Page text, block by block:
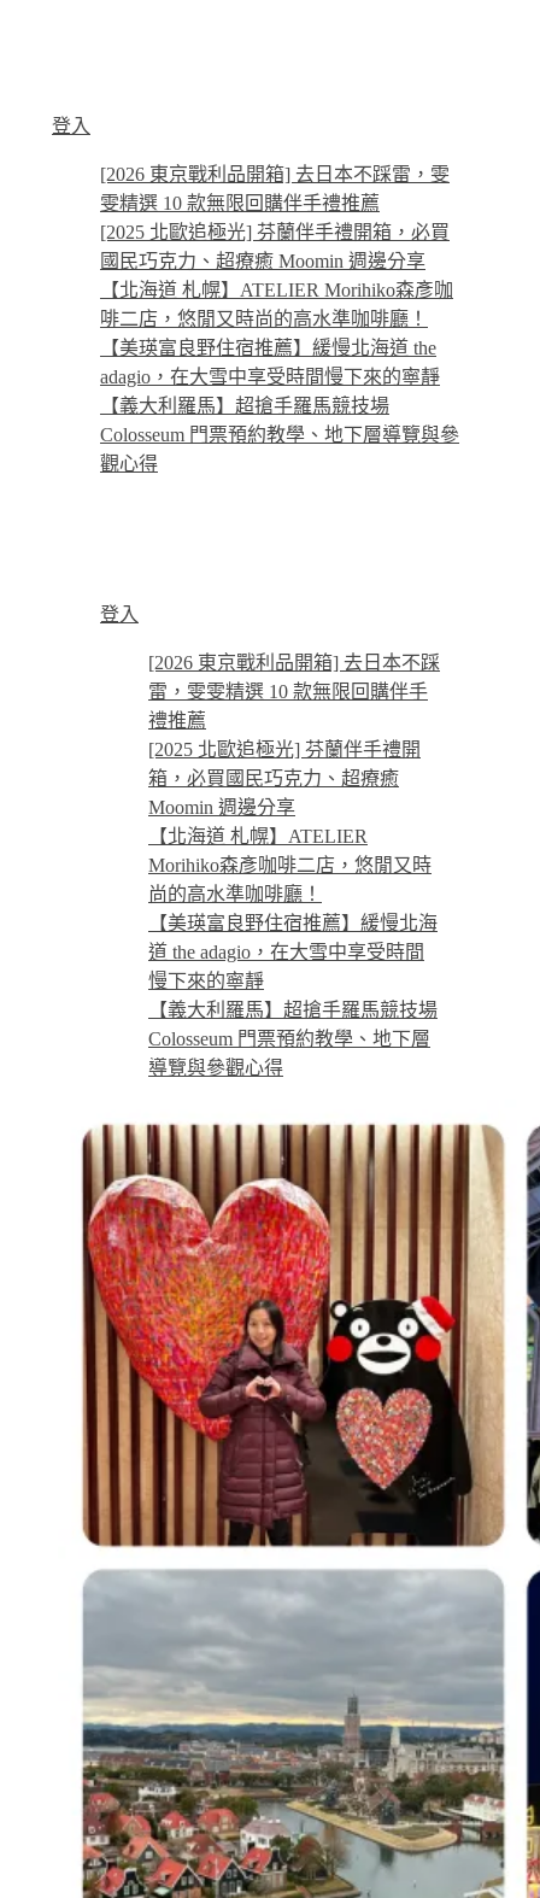
登入
[2026 東京戰利品開箱] 去日本不踩雷，雯
雯精選 10 款無限回購伴手禮推薦
[2025 北歐追極光] 芬蘭伴手禮開箱，必買
國民巧克力、超療癒 Moomin 週邊分享
【北海道 札幌】ATELIER Morihiko森彥咖
啡二店，悠閒又時尚的高水準咖啡廳！
【美瑛富良野住宿推薦】緩慢北海道 the
adagio，在大雪中享受時間慢下來的寧靜
【義大利羅馬】超搶手羅馬競技場
Colosseum 門票預約教學、地下層導覽與參
觀心得
登入
[2026 東京戰利品開箱] 去日本不踩
雷，雯雯精選 10 款無限回購伴手
禮推薦
[2025 北歐追極光] 芬蘭伴手禮開
箱，必買國民巧克力、超療癒
Moomin 週邊分享
【北海道 札幌】ATELIER
Morihiko森彥咖啡二店，悠閒又時
尚的高水準咖啡廳！
【美瑛富良野住宿推薦】緩慢北海
道 the adagio，在大雪中享受時間
慢下來的寧靜
【義大利羅馬】超搶手羅馬競技場
Colosseum 門票預約教學、地下層
導覽與參觀心得